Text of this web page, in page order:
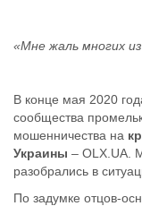
«Мне жаль многих
В конце мая 2020
сообщества
мошенничества на
Украины – OLX.UA.
разобрались в
По задумке отцов-